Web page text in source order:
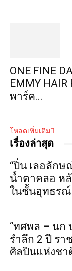
ONE FINE
EMMY HAIR
พาร์ค...
โหลดเพิ่มเติม
เรื่องล่าสุด
“ปิ่น เลอลัก
น้ำตาคลอ ห
ในชั้นอุทธรณ์
“ทศพล – นก
รำลึก 2 ปี รา
ศิลปินแห่งชา